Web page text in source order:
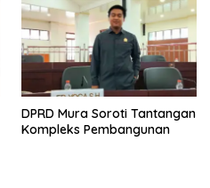
DPRD Mura Soroti Tantangan
Kompleks Pembangunan